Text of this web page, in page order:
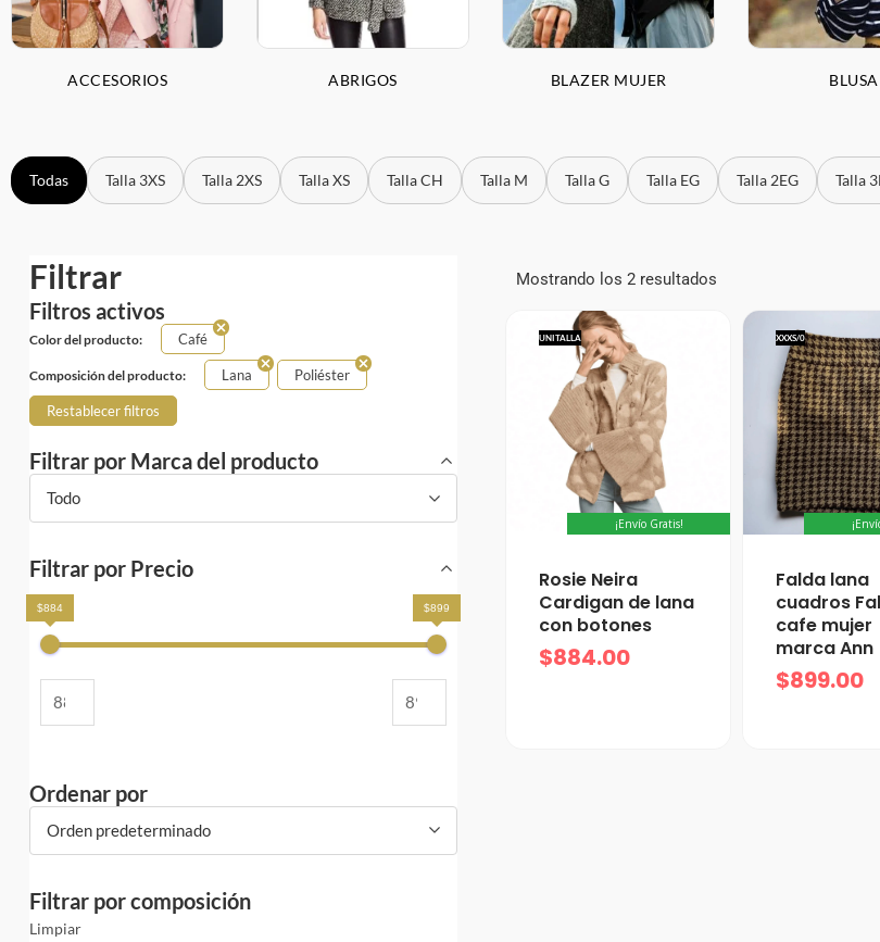
ACCESORIOS ABRIGOS BLAZER MUJER BLUSA
Todas Talla 3XS Talla 2XS Talla XS Talla CH Talla M Talla G Talla EG Talla 2EG Talla
Filtrar
Filtros activos
Color del producto: Café
Composición del producto: Lana Poliéster
Restablecer filtros
Filtrar por Marca del producto
Todo
Filtrar por Precio
$884 $899
Ordenar por
Orden predeterminado
Filtrar por composición
Limpiar
Mostrando los 2 resultados
UNITALLA
¡Envío Gratis!
Rosie Neira
Cardigan de lana
con botones
$884.00
XXXS/0
Falda lana
cuadros
cafe mujer
marca Ann
$899.00